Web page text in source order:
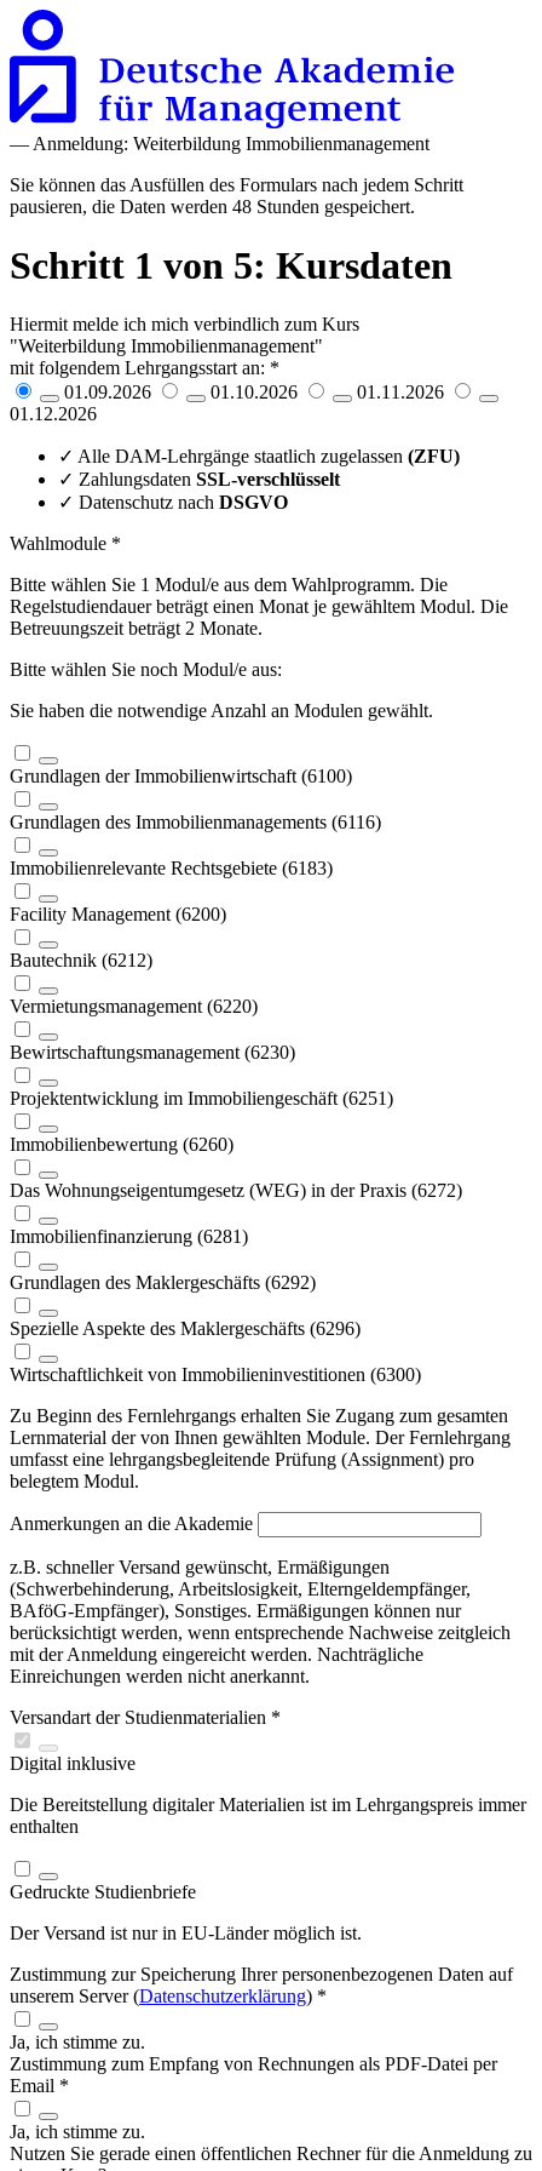
— Anmeldung: Weiterbildung Immobilienmanagement
Sie können das Ausfüllen des Formulars nach jedem Schritt
pausieren, die Daten werden 48 Stunden gespeichert.
Schritt 1 von 5: Kursdaten
Hiermit melde ich mich verbindlich zum Kurs
"Weiterbildung Immobilienmanagement"
mit folgendem Lehrgangsstart an: *
01.09.2026
01.10.2026
01.11.2026
01.12.2026
✓ Alle DAM-Lehrgänge staatlich zugelassen (ZFU)
✓ Zahlungsdaten SSL-verschlüsselt
✓ Datenschutz nach DSGVO
Wahlmodule *
Bitte wählen Sie 1 Modul/e aus dem Wahlprogramm. Die
Regelstudiendauer beträgt einen Monat je gewähltem Modul. Die
Betreuungszeit beträgt 2 Monate.
Bitte wählen Sie noch Modul/e aus:
Sie haben die notwendige Anzahl an Modulen gewählt.
Grundlagen der Immobilienwirtschaft (6100)
Grundlagen des Immobilienmanagements (6116)
Immobilienrelevante Rechtsgebiete (6183)
Facility Management (6200)
Bautechnik (6212)
Vermietungsmanagement (6220)
Bewirtschaftungsmanagement (6230)
Projektentwicklung im Immobiliengeschäft (6251)
Immobilienbewertung (6260)
Das Wohnungseigentumgesetz (WEG) in der Praxis (6272)
Immobilienfinanzierung (6281)
Grundlagen des Maklergeschäfts (6292)
Spezielle Aspekte des Maklergeschäfts (6296)
Wirtschaftlichkeit von Immobilieninvestitionen (6300)
Zu Beginn des Fernlehrgangs erhalten Sie Zugang zum gesamten
Lernmaterial der von Ihnen gewählten Module. Der Fernlehrgang
umfasst eine lehrgangsbegleitende Prüfung (Assignment) pro
belegtem Modul.
Anmerkungen an die Akademie
z.B. schneller Versand gewünscht, Ermäßigungen
(Schwerbehinderung, Arbeitslosigkeit, Elterngeldempfänger,
BAföG-Empfänger), Sonstiges. Ermäßigungen können nur
berücksichtigt werden, wenn entsprechende Nachweise zeitgleich
mit der Anmeldung eingereicht werden. Nachträgliche
Einreichungen werden nicht anerkannt.
Versandart der Studienmaterialien *
Digital inklusive
Die Bereitstellung digitaler Materialien ist im Lehrgangspreis immer
enthalten
Gedruckte Studienbriefe
Der Versand ist nur in EU-Länder möglich ist.
Zustimmung zur Speicherung Ihrer personenbezogenen Daten auf
unserem Server (Datenschutzerklärung) *
Ja, ich stimme zu.
Zustimmung zum Empfang von Rechnungen als PDF-Datei per
Email *
Ja, ich stimme zu.
Nutzen Sie gerade einen öffentlichen Rechner für die Anmeldung zu